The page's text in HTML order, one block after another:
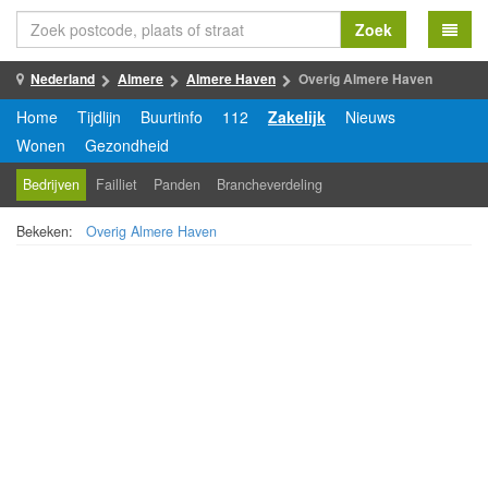
Zoek
Nederland Almere Almere Haven Overig Almere Haven
Home Tijdlijn Buurtinfo 112 Zakelijk
Nieuws
Wonen
Gezondheid
Bedrijven Failliet Panden Brancheverdeling
Bekeken: Overig Almere Haven